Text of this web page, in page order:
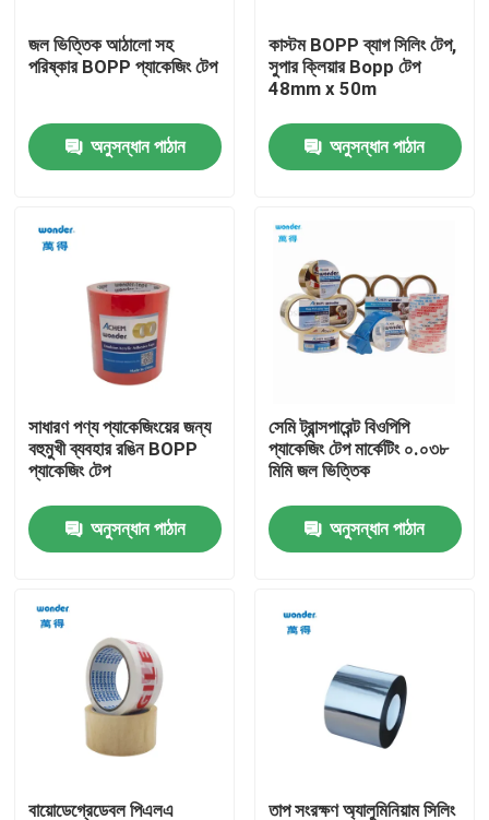
পণ্য
আমাদের সম্বন্ধে
কারখানা পরিদর্শন
মান নিয়ন্ত্রণ
আমাদের সাথে যোগাযোগ করুন
মামলা
জল ভিত্তিক আঠালো সহ
পরিষ্কার BOPP প্যাকেজিং টেপ
অনুসন্ধান পাঠান
কাস্টম BOPP ব্যাগ সিলিং টেপ,
সুপার ক্লিয়ার Bopp টেপ
48mm x 50m
অনুসন্ধান পাঠান
সাধারণ পণ্য প্যাকেজিংয়ের জন্য
বহুমুখী ব্যবহার রঙিন BOPP
প্যাকেজিং টেপ
অনুসন্ধান পাঠান
সেমি ট্রান্সপারেন্ট বিওপিপি
প্যাকেজিং টেপ মার্কেটিং ০.০৩৮
মিমি জল ভিত্তিক
অনুসন্ধান পাঠান
বায়োডেগ্রেডেবল পিএলএ তাপ সংরক্ষণ অ্যালুমিনিয়াম সিলিং